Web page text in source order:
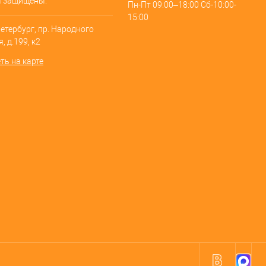
пр. Народного
д.199, к2
на карте
Пн-Пт 09:00–18:00 Сб-10:00-
15:00